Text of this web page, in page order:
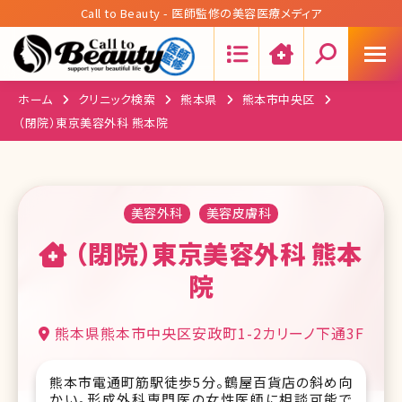
Call to Beauty - 医師監修の美容医療メディア
ホーム クリニック検索 熊本県
熊本市中央区
（閉院）東京美容外科 熊本院
美容外科 美容皮膚科
（閉院）東京美容外科 熊本
院
熊本県熊本市中央区安政町1-2カリーノ下通3F
熊本市電通町筋駅徒歩5分。鶴屋百貨店の斜め向